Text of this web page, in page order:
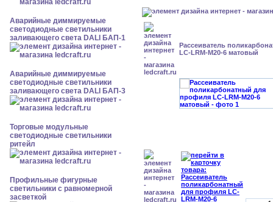
Аварийные диммируемые
светодиодные светильники
заливающего света DALI БАП-1
Аварийные диммируемые
светодиодные светильники
заливающего света DALI БАП-3
Торговые модульные
светодиодные светильники
ритейл
Профильные фигурные
светильники с равномерной
засветкой
Рассеиватель
LC-LRM-M20-6 матовый